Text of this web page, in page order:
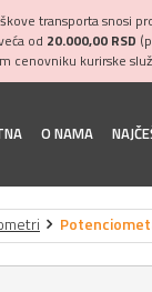
transporta snosi
od 20.000,00 RSD
cenovniku kurirske
O NAMA